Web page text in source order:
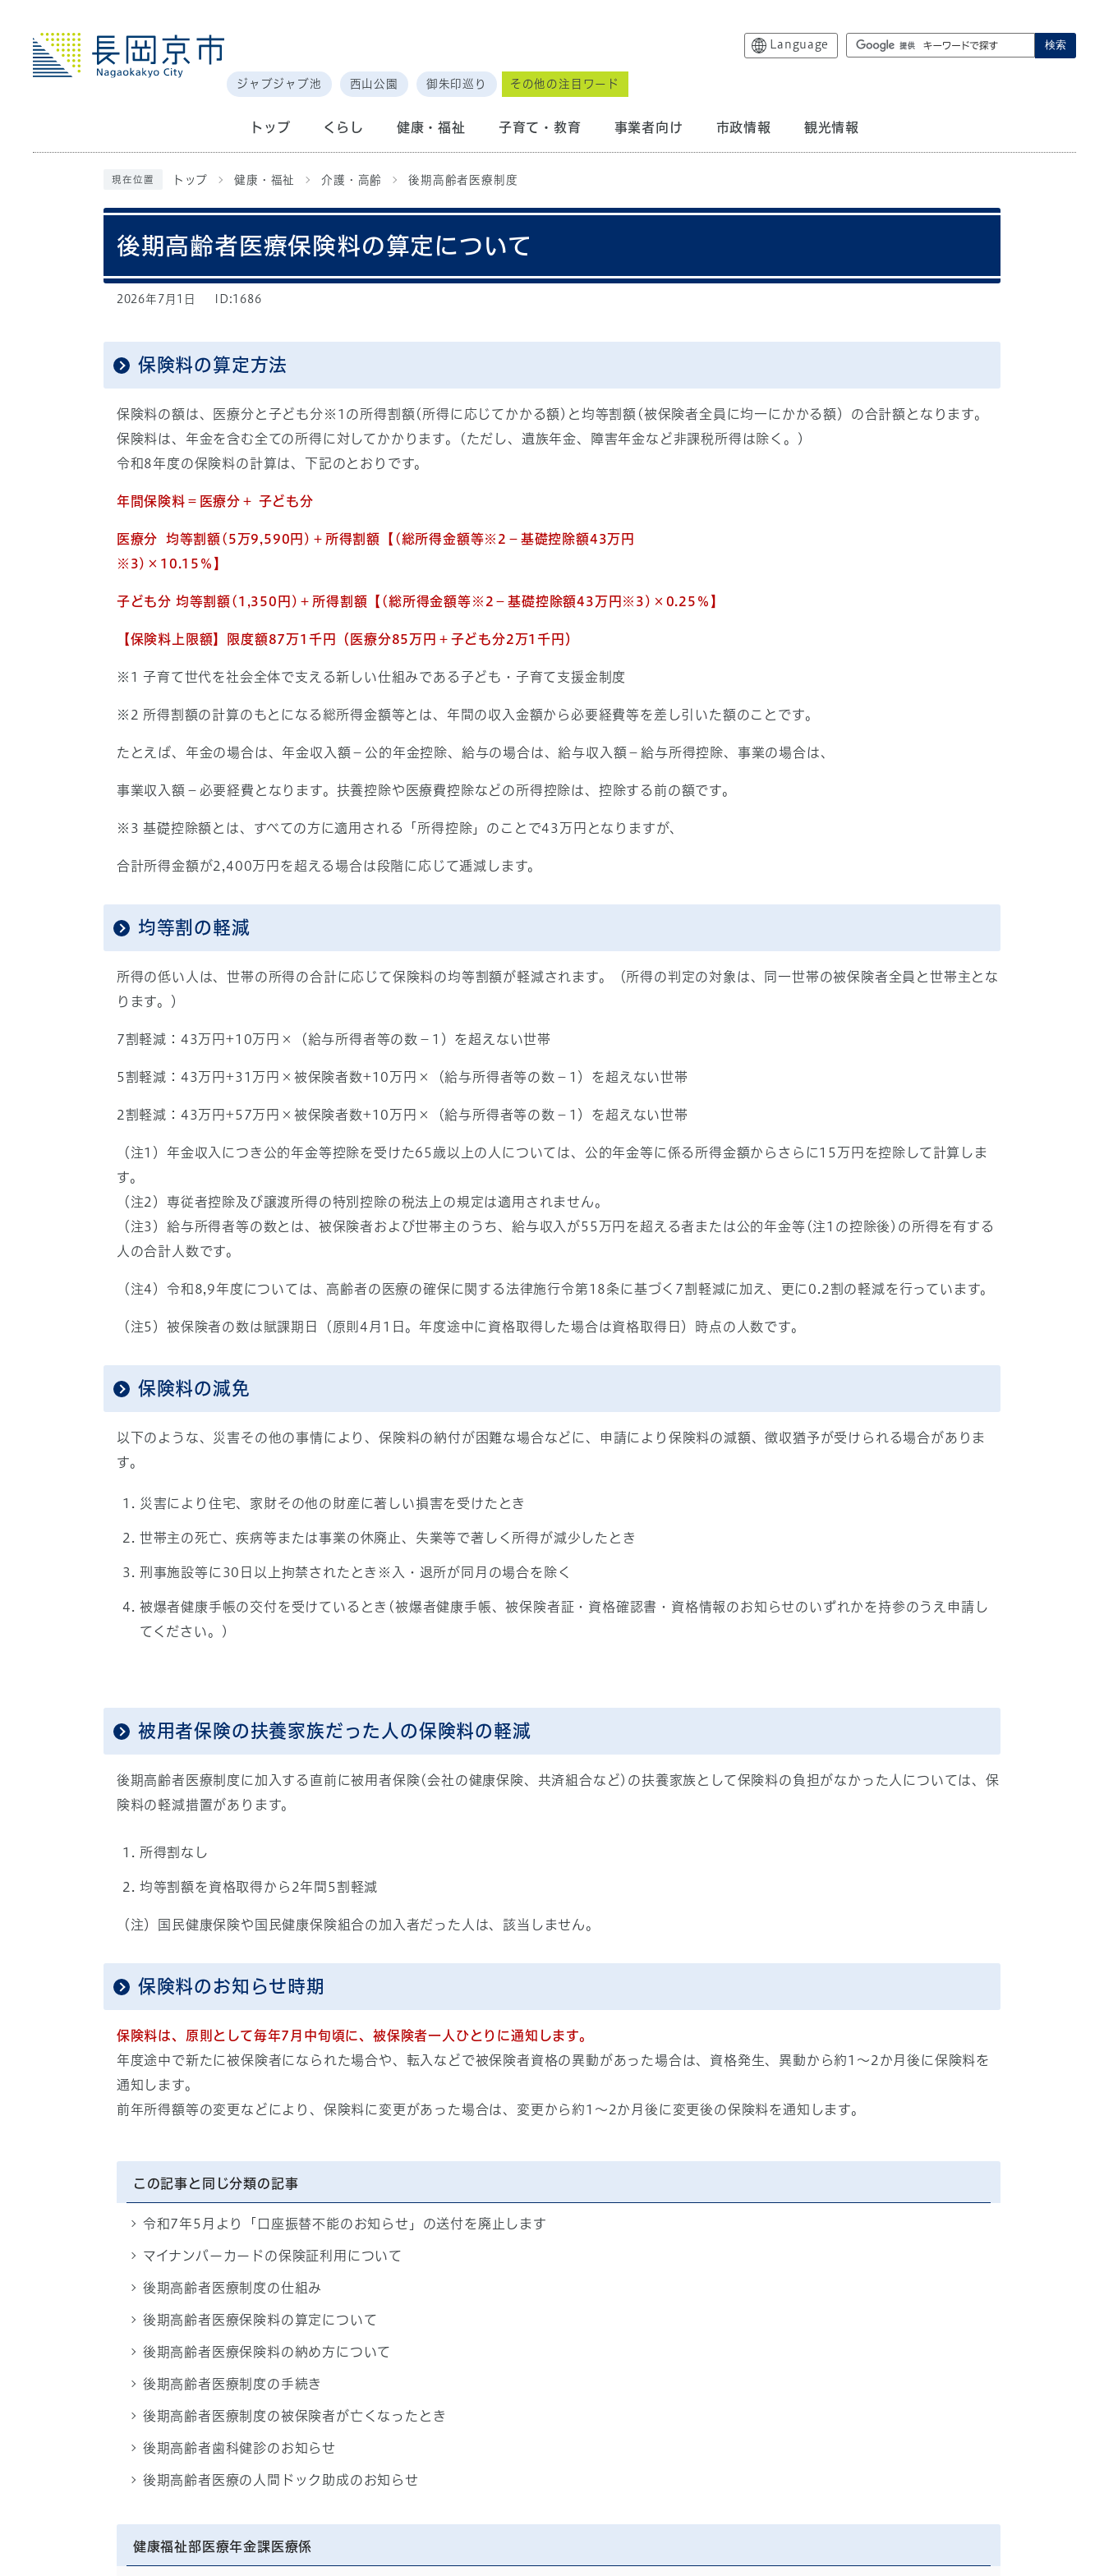
Language 検索
ジャブジャブ池 西山公園 御朱印巡り その他の注目ワード
トップ くらし 健康・福祉 子育て・教育 事業者向け 市政情報 観光情報
現在位置 トップ 健康・福祉 介護・高齢 後期高齢者医療制度
後期高齢者医療保険料の算定について
2026年7月1日 ID:1686
保険料の算定方法
保険料の額は、医療分と子ども分※1の所得割額(所得に応じてかかる額)と均等割額(被保険者全員に均一にかかる額）の合計額となります。
保険料は、年金を含む全ての所得に対してかかります。(ただし、遺族年金、障害年金など非課税所得は除く。)
令和8年度の保険料の計算は、下記のとおりです。
年間保険料＝医療分＋ 子ども分
医療分 均等割額(5万9,590円)＋所得割額【(総所得金額等※2－基礎控除額43万円
※3)×10.15％ 】
子ども分 均等割額(1,350円)＋所得割額【(総所得金額等※2－基礎控除額43万円※3)×0.25％ 】
【保険料上限額】限度額87万1千円 （医療分85万円＋子ども分2万1千円）
※1 子育て世代を社会全体で支える新しい仕組みである子ども・子育て支援金制度
※2 所得割額の計算のもとになる総所得金額等とは、年間の収入金額から必要経費等を差し引いた額のことです。
たとえば、年金の場合は、年金収入額－公的年金控除、給与の場合は、給与収入額－給与所得控除、事業の場合は、
事業収入額－必要経費となります。扶養控除や医療費控除などの所得控除は、控除する前の額です。
※3 基礎控除額とは、すべての方に適用される「所得控除」のことで43万円となりますが、
合計所得金額が2,400万円を超える場合は段階に応じて逓減します。
均等割の軽減
所得の低い人は、世帯の所得の合計に応じて保険料の均等割額が軽減されます。（所得の判定の対象は、同一世帯の被保険者全員と世帯主とな
ります。）
7割軽減：43万円+10万円×（給与所得者等の数－1）を超えない世帯
5割軽減：43万円+31万円×被保険者数+10万円×（給与所得者等の数－1）を超えない世帯
2割軽減：43万円+57万円×被保険者数+10万円×（給与所得者等の数－1）を超えない世帯
（注1）年金収入につき公的年金等控除を受けた65歳以上の人については、公的年金等に係る所得金額からさらに15万円を控除して計算しま
す。
（注2）専従者控除及び譲渡所得の特別控除の税法上の規定は適用されません。
（注3）給与所得者等の数とは、被保険者および世帯主のうち、給与収入が55万円を超える者または公的年金等(注1の控除後)の所得を有する
人の合計人数です。
（注4）令和8,9年度については、高齢者の医療の確保に関する法律施行令第18条に基づく7割軽減に加え、更に0.2割の軽減を行っています。
（注5）被保険者の数は賦課期日（原則4月1日。年度途中に資格取得した場合は資格取得日）時点の人数です。
保険料の減免
以下のような、災害その他の事情により、保険料の納付が困難な場合などに、申請により保険料の減額、徴収猶予が受けられる場合がありま
す。
災害により住宅、家財その他の財産に著しい損害を受けたとき
世帯主の死亡、疾病等または事業の休廃止、失業等で著しく所得が減少したとき
刑事施設等に30日以上拘禁されたとき※入・退所が同月の場合を除く
被爆者健康手帳の交付を受けているとき(被爆者健康手帳、被保険者証・資格確認書・資格情報のお知らせのいずれかを持参のうえ申請し
てください。)
被用者保険の扶養家族だった人の保険料の軽減
後期高齢者医療制度に加入する直前に被用者保険(会社の健康保険、共済組合など)の扶養家族として保険料の負担がなかった人については、保
険料の軽減措置があります。
所得割なし
均等割額を資格取得から2年間5割軽減
（注）国民健康保険や国民健康保険組合の加入者だった人は、該当しません。
保険料のお知らせ時期
保険料は、原則として毎年7月中旬頃に、被保険者一人ひとりに通知します。
年度途中で新たに被保険者になられた場合や、転入などで被保険者資格の異動があった場合は、資格発生、異動から約1～2か月後に保険料を
通知します。
前年所得額等の変更などにより、保険料に変更があった場合は、変更から約1～2か月後に変更後の保険料を通知します。
この記事と同じ分類の記事
令和7年5月より「口座振替不能のお知らせ」の送付を廃止します
マイナンバーカードの保険証利用について
後期高齢者医療制度の仕組み
後期高齢者医療保険料の算定について
後期高齢者医療保険料の納め方について
後期高齢者医療制度の手続き
後期高齢者医療制度の被保険者が亡くなったとき
後期高齢者歯科健診のお知らせ
後期高齢者医療の人間ドック助成のお知らせ
健康福祉部医療年金課医療係